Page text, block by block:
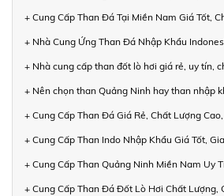
+ Cung Cấp Than Đá Tại Miền Nam Giá Tốt,
+ Nhà Cung Ứng Than Đá Nhập Khẩu
+ Nhà cung cấp than đốt lò hơi giá rẻ, uy tín,
+ Nên chọn than Quảng Ninh hay than nhập
+ Cung Cấp Than Đá Giá Rẻ, Chất Lượng
+ Cung Cấp Than Indo Nhập Khẩu Giá Tốt,
+ Cung Cấp Than Quảng Ninh Miền Nam Uy
+ Cung Cấp Than Đá Đốt Lò Hơi Chất Lượng,